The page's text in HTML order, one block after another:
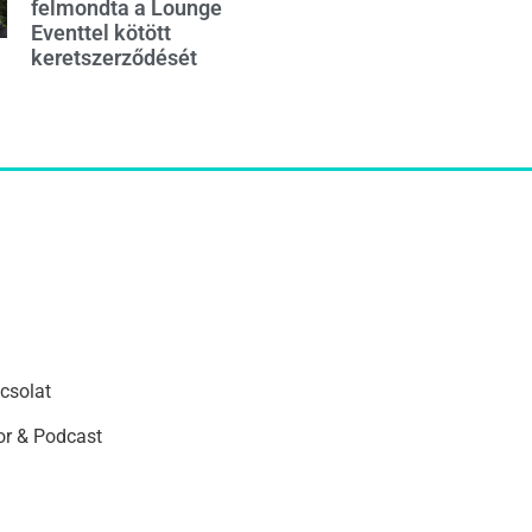
felmondta a Lounge
Eventtel kötött
keretszerződését
& Podcast